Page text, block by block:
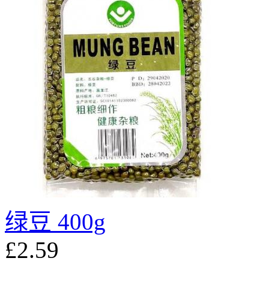
绿豆 400g
£2.59